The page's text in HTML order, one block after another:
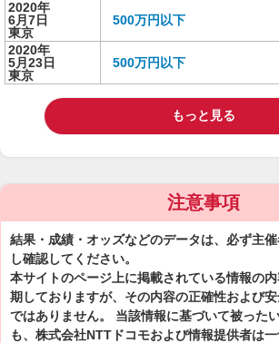
2020年
6月7日
東京
500万円以下
2020年
5月23日
東京
500万円以下
もっと見る
注意事項
結果・成績・オッズなどのデータは、必ず主
し確認してください。
本サイトのページ上に掲載されている情報の
期しておりますが、その内容の正確性および
ではありません。 当該情報に基づいて被った
も、株式会社NTTドコモおよび情報提供者は